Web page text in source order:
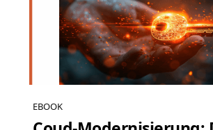
EBOOK